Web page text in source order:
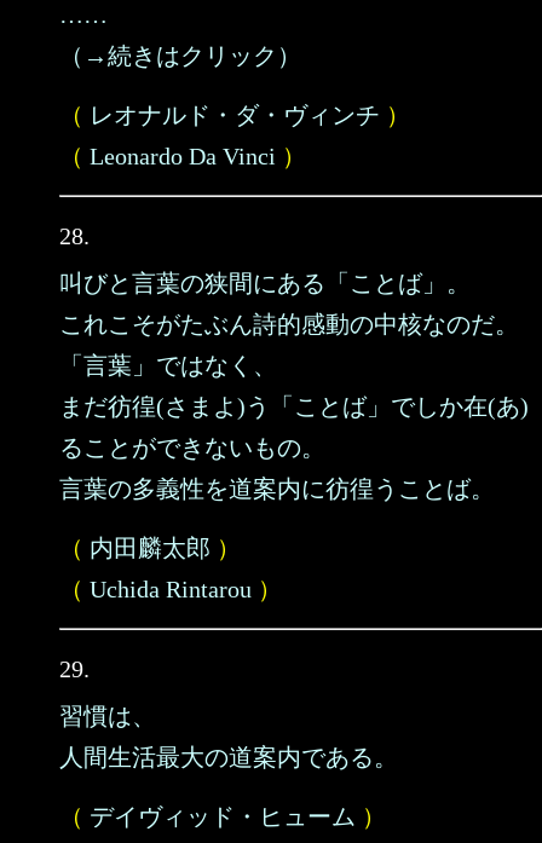
……
（→続きはクリック）
（ レオナルド・ダ・ヴィンチ ）
（ Leonardo Da Vinci ）
28.
叫びと言葉の狭間にある「ことば」。
これこそがたぶん詩的感動の中核なのだ。
「言葉」ではなく、
まだ彷徨(さまよ)う「ことば」でしか在(あ)
ることができないもの。
言葉の多義性を道案内に彷徨うことば。
（ 内田麟太郎 ）
（ Uchida Rintarou ）
29.
習慣は、
人間生活最大の道案内である。
（ デイヴィッド・ヒューム ）